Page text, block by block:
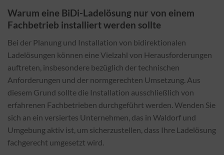
Warum eine BiDi-Ladelösung nur von einem
Fachbetrieb installiert werden sollte
Bei der Planung und Installation von bidirektionalen
Ladelösungen können eine Vielzahl von Herausforderungen
auftreten, insbesondere bezüglich der technischen
Anforderungen und der normgerechten Umsetzung. Aus
diesem Grund sollte die Installation ausschließlich von
erfahrenen Fachbetrieben durchgeführt werden. Wenden Sie
sich an ein versiertes Unternehmen, das in Waldorf und
Umgebung aktiv ist, um sicherzustellen, dass Ihre Ladelösung
fachgerecht umgesetzt wird.